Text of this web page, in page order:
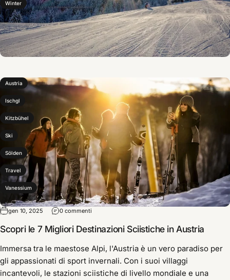
Winter
Austria
Ischgl
Kitzbühel
Ski
Sölden
Travel
Vanessium
gen 10, 2025 0 commenti
Scopri le 7 Migliori Destinazioni Sciistiche in Austria
Immersa tra le maestose Alpi, l'Austria è un vero paradiso per
gli appassionati di sport invernali. Con i suoi villaggi
incantevoli, le stazioni sciistiche di livello mondiale e una